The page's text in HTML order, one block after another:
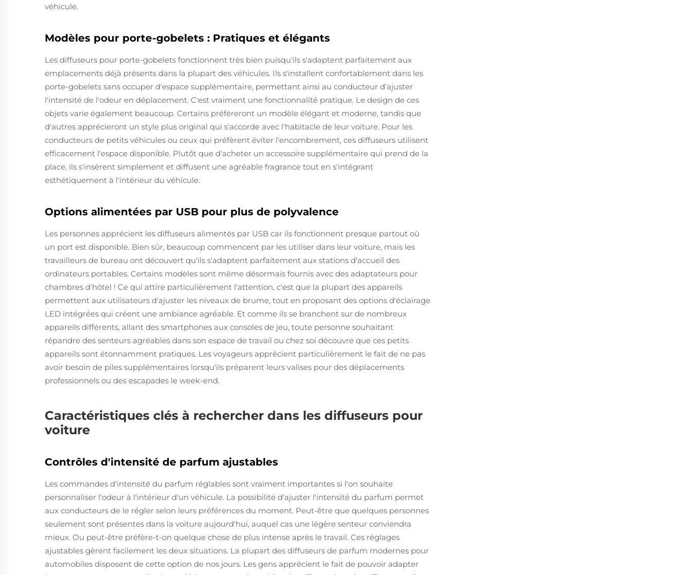
véhicule.
Modèles pour porte-gobelets : Pratiques et élégants
Les diffuseurs pour porte-gobelets fonctionnent très bien puisqu'ils s'adaptent parfaitement aux
emplacements déjà présents dans la plupart des véhicules. Ils s'installent confortablement dans les
porte-gobelets sans occuper d'espace supplémentaire, permettant ainsi au conducteur d'ajuster
l'intensité de l'odeur en déplacement. C'est vraiment une fonctionnalité pratique. Le design de ces
objets varie également beaucoup. Certains préféreront un modèle élégant et moderne, tandis que
d'autres apprécieront un style plus original qui s'accorde avec l'habitacle de leur voiture. Pour les
conducteurs de petits véhicules ou ceux qui préfèrent éviter l'encombrement, ces diffuseurs utilisent
efficacement l'espace disponible. Plutôt que d'acheter un accessoire supplémentaire qui prend de la
place, ils s'insèrent simplement et diffusent une agréable fragrance tout en s'intégrant
esthétiquement à l'intérieur du véhicule.
Options alimentées par USB pour plus de polyvalence
Les personnes apprécient les diffuseurs alimentés par USB car ils fonctionnent presque partout où
un port est disponible. Bien sûr, beaucoup commencent par les utiliser dans leur voiture, mais les
travailleurs de bureau ont découvert qu'ils s'adaptent parfaitement aux stations d'accueil des
ordinateurs portables. Certains modèles sont même désormais fournis avec des adaptateurs pour
chambres d'hôtel ! Ce qui attire particulièrement l'attention, c'est que la plupart des appareils
permettent aux utilisateurs d'ajuster les niveaux de brume, tout en proposant des options d'éclairage
LED intégrées qui créent une ambiance agréable. Et comme ils se branchent sur de nombreux
appareils différents, allant des smartphones aux consoles de jeu, toute personne souhaitant
répandre des senteurs agréables dans son espace de travail ou chez soi découvre que ces petits
appareils sont étonnamment pratiques. Les voyageurs apprécient particulièrement le fait de ne pas
avoir besoin de piles supplémentaires lorsqu'ils préparent leurs valises pour des déplacements
professionnels ou des escapades le week-end.
Caractéristiques clés à rechercher dans les diffuseurs pour
voiture
Contrôles d'intensité de parfum ajustables
Les commandes d'intensité du parfum réglables sont vraiment importantes si l'on souhaite
personnaliser l'odeur à l'intérieur d'un véhicule. La possibilité d'ajuster l'intensité du parfum permet
aux conducteurs de le régler selon leurs préférences du moment. Peut-être que quelques personnes
seulement sont présentes dans la voiture aujourd'hui, auquel cas une légère senteur conviendra
mieux. Ou peut-être préfère-t-on quelque chose de plus intense après le travail. Ces réglages
ajustables gèrent facilement les deux situations. La plupart des diffuseurs de parfum modernes pour
automobiles disposent de cette option de nos jours. Les gens apprécient le fait de pouvoir adapter